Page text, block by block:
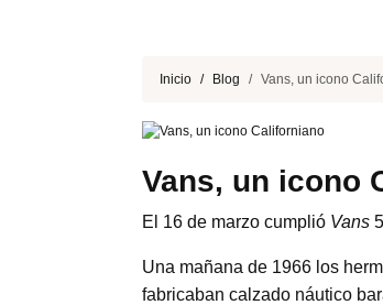
Inicio Blog Vans, un icono
Vans, un icono
El 16 de marzo cumplió Vans
Una mañana de 1966 los
fabricaban calzado náutico